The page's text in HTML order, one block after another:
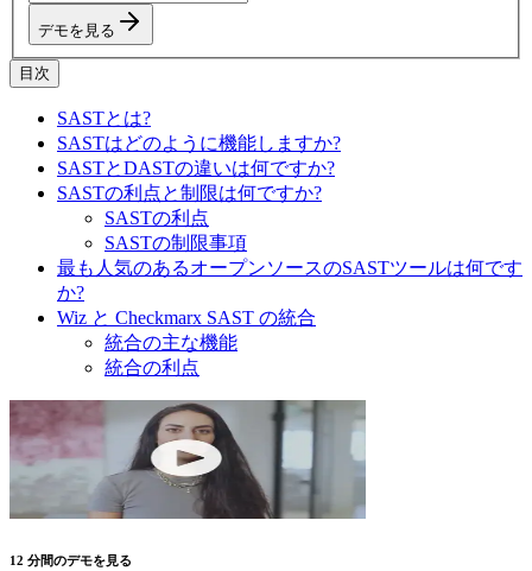
デモを見る
目次
SASTとは?
SASTはどのように機能しますか?
SASTとDASTの違いは何ですか?
SASTの利点と制限は何ですか?
SASTの利点
SASTの制限事項
最も人気のあるオープンソースのSASTツールは何です
か?
Wiz と Checkmarx SAST の統合
統合の主な機能
統合の利点
12 分間のデモを見る